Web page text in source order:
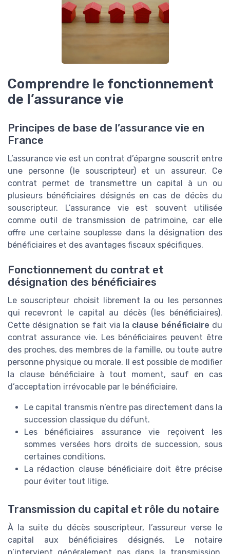
Comprendre le fonctionnement
de l’assurance vie
Principes de base de l’assurance vie en
France
L’assurance vie est un contrat d’épargne souscrit entre
une personne (le souscripteur) et un assureur. Ce
contrat permet de transmettre un capital à un ou
plusieurs bénéficiaires désignés en cas de décès du
souscripteur. L’assurance vie est souvent utilisée
comme outil de transmission de patrimoine, car elle
offre une certaine souplesse dans la désignation des
bénéficiaires et des avantages fiscaux spécifiques.
Fonctionnement du contrat et
désignation des bénéficiaires
Le souscripteur choisit librement la ou les personnes
qui recevront le capital au décès (les bénéficiaires).
Cette désignation se fait via la clause bénéficiaire du
contrat assurance vie. Les bénéficiaires peuvent être
des proches, des membres de la famille, ou toute autre
personne physique ou morale. Il est possible de modifier
la clause bénéficiaire à tout moment, sauf en cas
d’acceptation irrévocable par le bénéficiaire.
Le capital transmis n’entre pas directement dans la
succession classique du défunt.
Les bénéficiaires assurance vie reçoivent les
sommes versées hors droits de succession, sous
certaines conditions.
La rédaction clause bénéficiaire doit être précise
pour éviter tout litige.
Transmission du capital et rôle du notaire
À la suite du décès souscripteur, l’assureur verse le
capital aux bénéficiaires désignés. Le notaire
n’intervient généralement pas dans la transmission,